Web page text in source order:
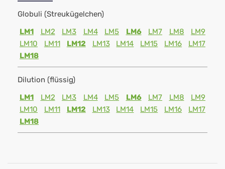
Globuli (Streukügelchen)
LM1
LM2 LM3 LM4 LM5 LM6 LM7 LM8
LM9
LM10
LM11 LM12 LM13 LM14 LM15 LM16
LM17
LM18
Dilution (flüssig)
LM1
LM2 LM3 LM4 LM5 LM6 LM7 LM8
LM9
LM10
LM11 LM12 LM13 LM14 LM15 LM16
LM17
LM18